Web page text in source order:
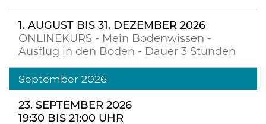
1. AUGUST BIS 31. DEZEMBER 2026
ONLINEKURS - Mein Bodenwissen -
Ausflug in den Boden - Dauer 3 Stunden
September 2026
23. SEPTEMBER 2026
19:30 BIS 21:00 UHR